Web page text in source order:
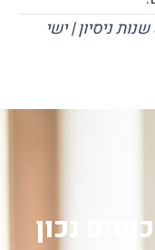
רמי דוד, יועץ ומומחה ביטוח | מעל 33 שנות ניסיון | ישי
נכון